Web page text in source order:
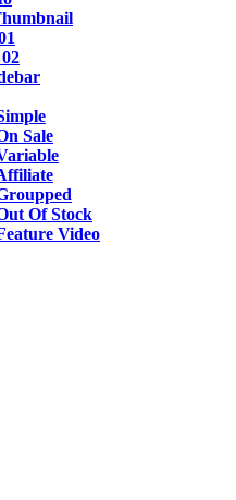
Sale
Of Stock
Video